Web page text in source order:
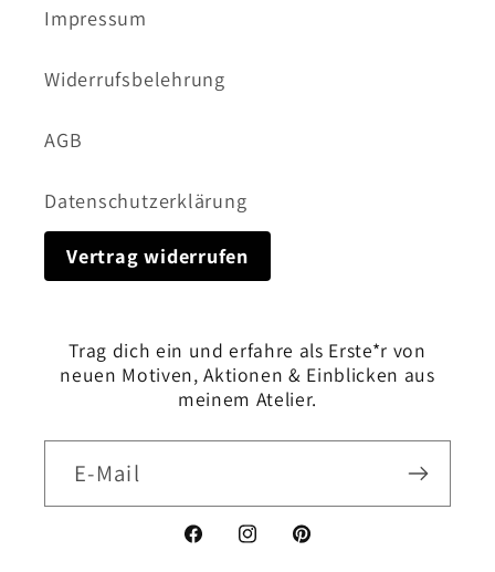
Impressum
Widerrufsbelehrung
AGB
Datenschutzerklärung
Vertrag widerrufen
Trag dich ein und erfahre als Erste*r von
neuen Motiven, Aktionen & Einblicken aus
meinem Atelier.
E-Mail
FacebookInstagramPinterest